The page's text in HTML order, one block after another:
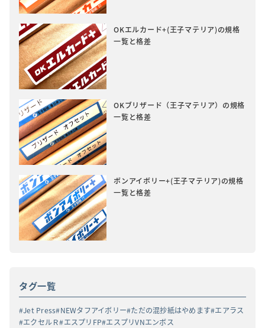
OKエルカード+(王子マテリア)の規格
一覧と格差
OKブリザード（王子マテリア）の規格
一覧と格差
ボンアイボリー+(王子マテリア)の規格
一覧と格差
タグ一覧
Jet Press NEWタフアイボリー ただの混抄紙はやめます エアラス
エクセルＲ エスプリFP エスプリVNエンボス